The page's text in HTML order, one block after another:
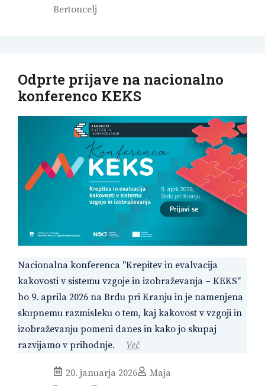
Bertoncelj
Odprte prijave na nacionalno
konferenco KEKS
Nacionalna konferenca "Krepitev in evalvacija
kakovosti v sistemu vzgoje in izobraževanja – KEKS"
bo 9. aprila 2026 na Brdu pri Kranju in je namenjena
skupnemu razmisleku o tem, kaj kakovost v vzgoji in
izobraževanju pomeni danes in kako jo skupaj
razvijamo v prihodnje.
Več
20. januarja 2026
Maja